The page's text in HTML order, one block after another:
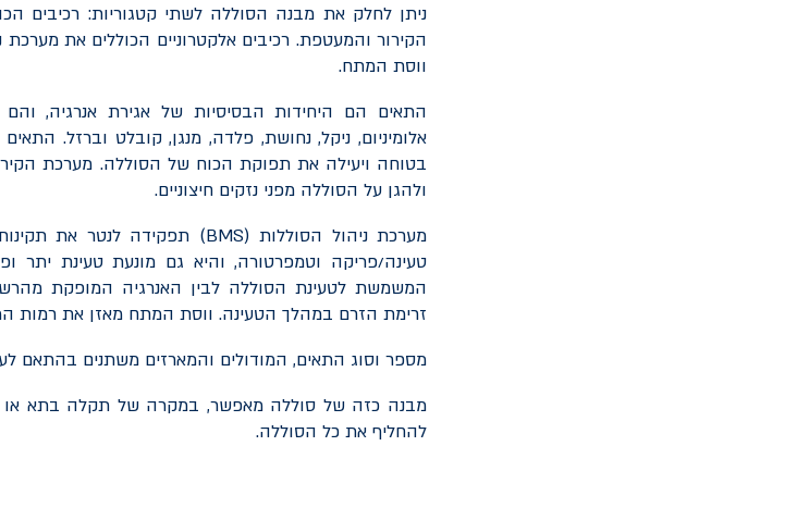
ניתן לחלק את מבנה הסוללה לשתי קטגוריות: רכיבים
הקירור והמעטפת. רכיבים אלקטרוניים הכוללים את מערכת
ווסת המתח.
התאים הם היחידות הבסיסיות של אגירת אנרגיה, והם
אלומיניום, ניקל, נחושת, פלדה, מנגן, קובלט וברזל.
בטוחה ויעילה את תפוקת הכוח של הסוללה. מערכת
ולהגן על הסוללה מפני נזקים חיצוניים.
מערכת ניהול הסוללות (BMS) תפקידה לנטר את
טעינה/פריקה וטמפרטורה, והיא גם מונעת טעינת יתר
המשמשת לטעינת הסוללה לבין האנרגיה המופקת
זרימת הזרם במהלך הטעינה. ווסת המתח מאזן את רמות
מספר וסוג התאים, המודולים והמארזים משתנים בהתאם
מבנה כזה של סוללה מאפשר, במקרה של תקלה בתא או
להחליף את כל הסוללה.